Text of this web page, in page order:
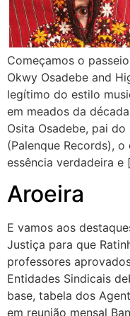
Começamos o
Okwy Osadebe and
legítimo do estilo
em meados da
Osita Osadebe, pai
(Palenque Records),
essência verdadeira e
Aroeira
E vamos aos
Justiça para que
professores
Entidades Sindicais
base, tabela dos
em reunião mensal